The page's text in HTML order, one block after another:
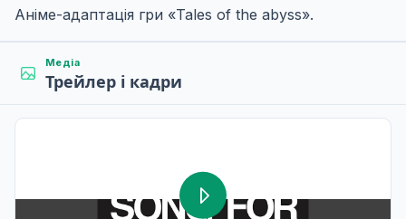
Аніме-адаптація гри «Tales of the abyss».
Медіа
Трейлер і кадри